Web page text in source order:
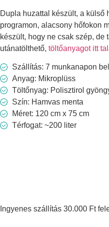
Dupla huzattal készült, a külső
programon, alacsony hőfokon
készült, hogy ne csak szép, de
utánatölthető, töltőanyagot itt
Szállítás: 7 munkanapon
Anyag: Mikroplüss
Töltőnyag: Polisztirol
Szín: Hamvas menta
Méret: 120 cm x 75 cm
Térfogat: ~200 liter
Ingyenes szállítás 30.000 Ft